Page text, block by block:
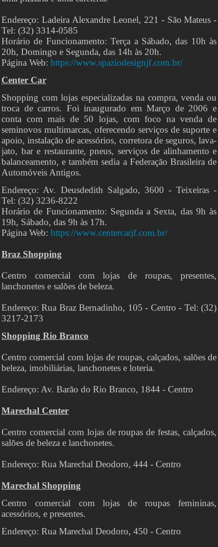
Endereço: Ladeira Alexandre Leonel, 221 - São Mateus -
Tel: (32) 3314-0585
Horário de Funcionamento: Terça a Sábado, das 10h às
20h, Domingo e Segunda, das 14h às 20h.
Página Web: https://www.spaziodesignjf.com.br/
Center Car
Shopping com lojas especializadas na compra, venda ou
troca de carros. Foi inaugurado em Março de 2006 e
conta com mais de 50 lojas, com foco na venda de
seminovos multimarcas, oferecendo serviços de suporte e
apoio, instalação de acessórios, corretora de seguros, lava-
jato, bar e restaurante, pneus, serviços de alinhamento e
balanceamento, e também sedia a Federação Brasileira de
Automóveis Antigos.
Endereço: Av. Deusdedith Salgado, 3600 - Teixeiras -
Tel: (32) 3236-8222
Horário de Funcionamento: Segunda a Sexta, das 9h às
19h, Sábado, das 9h às 17h.
Página Web: https://www.centercarjf.com.br/
Braz Shopping
Centro comercial com lojas de roupas, presentes,
lanchonetes e salões de beleza.
Endereço: Rua Braz Bernadinho, 105 - Centro - Tel: (32)
3217-2173
Shopping Rio Branco
Centro comercial com lojas de roupas, calçados, salões de
beleza, imobiliárias, lanchonetes e loteria.
Endereço: Av. Barão do Rio Branco, 1844 - Centro
Marechal Center
Centro comercial com lojas de roupas de festas, calçados,
salões de beleza e lanchonetes.
Endereço: Rua Marechal Deodoro, 444 - Centro
Marechal Shopping
Centro comercial com lojas de roupas femininas,
acessórios, e presentes.
Endereço: Rua Marechal Deodoro, 450 - Centro